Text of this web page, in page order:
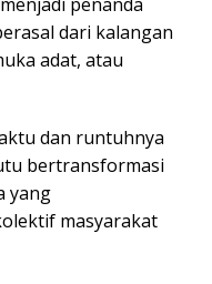
dari kalangan
adat, atau
dan runtuhnya
bertransformasi
yang
masyarakat